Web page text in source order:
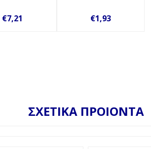
€7,21 €1,93
ΣΧΕΤΙΚΑ ΠΡΟΙΟΝΤΑ